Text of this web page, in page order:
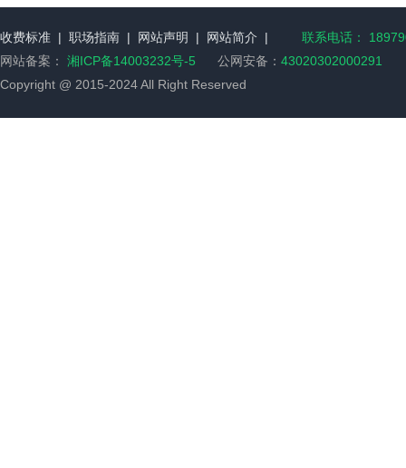
收费标准 | 职场指南 | 网站声明 | 网站简介 |
联系电话：
网站备案： 湘ICP备14003232号-5 公网安备： 43020302000291
Copyright @ 2015-2024 All Right Reserved